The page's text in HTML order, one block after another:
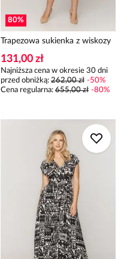
80%
Trapezowa sukienka z wiskozy
131,00 zł
Najniższa cena w okresie 30 dni
przed obniżką: 262,00 zł -50%
Cena regularna: 655,00 zł -80%